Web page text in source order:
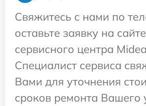
Свяжитесь с нами по
оставьте заявку на сайте
сервисного центра
Специалист сервиса
Вами для уточнения
сроков ремонта Вашего